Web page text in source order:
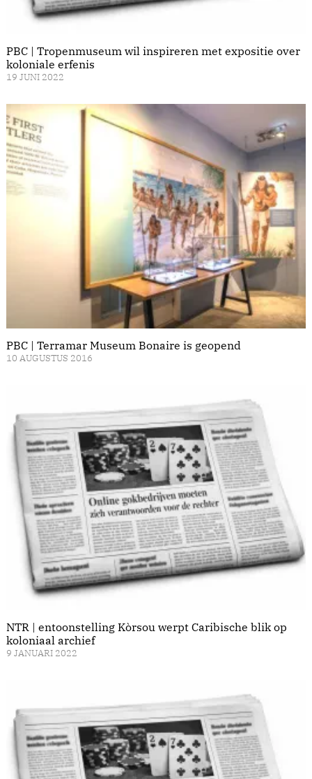
PBC | Tropenmuseum wil inspireren met expositie over
koloniale erfenis
19 JUNI 2022
PBC | Terramar Museum Bonaire is geopend
10 AUGUSTUS 2016
NTR | entoonstelling Kòrsou werpt Caribische blik op
koloniaal archief
9 JANUARI 2022